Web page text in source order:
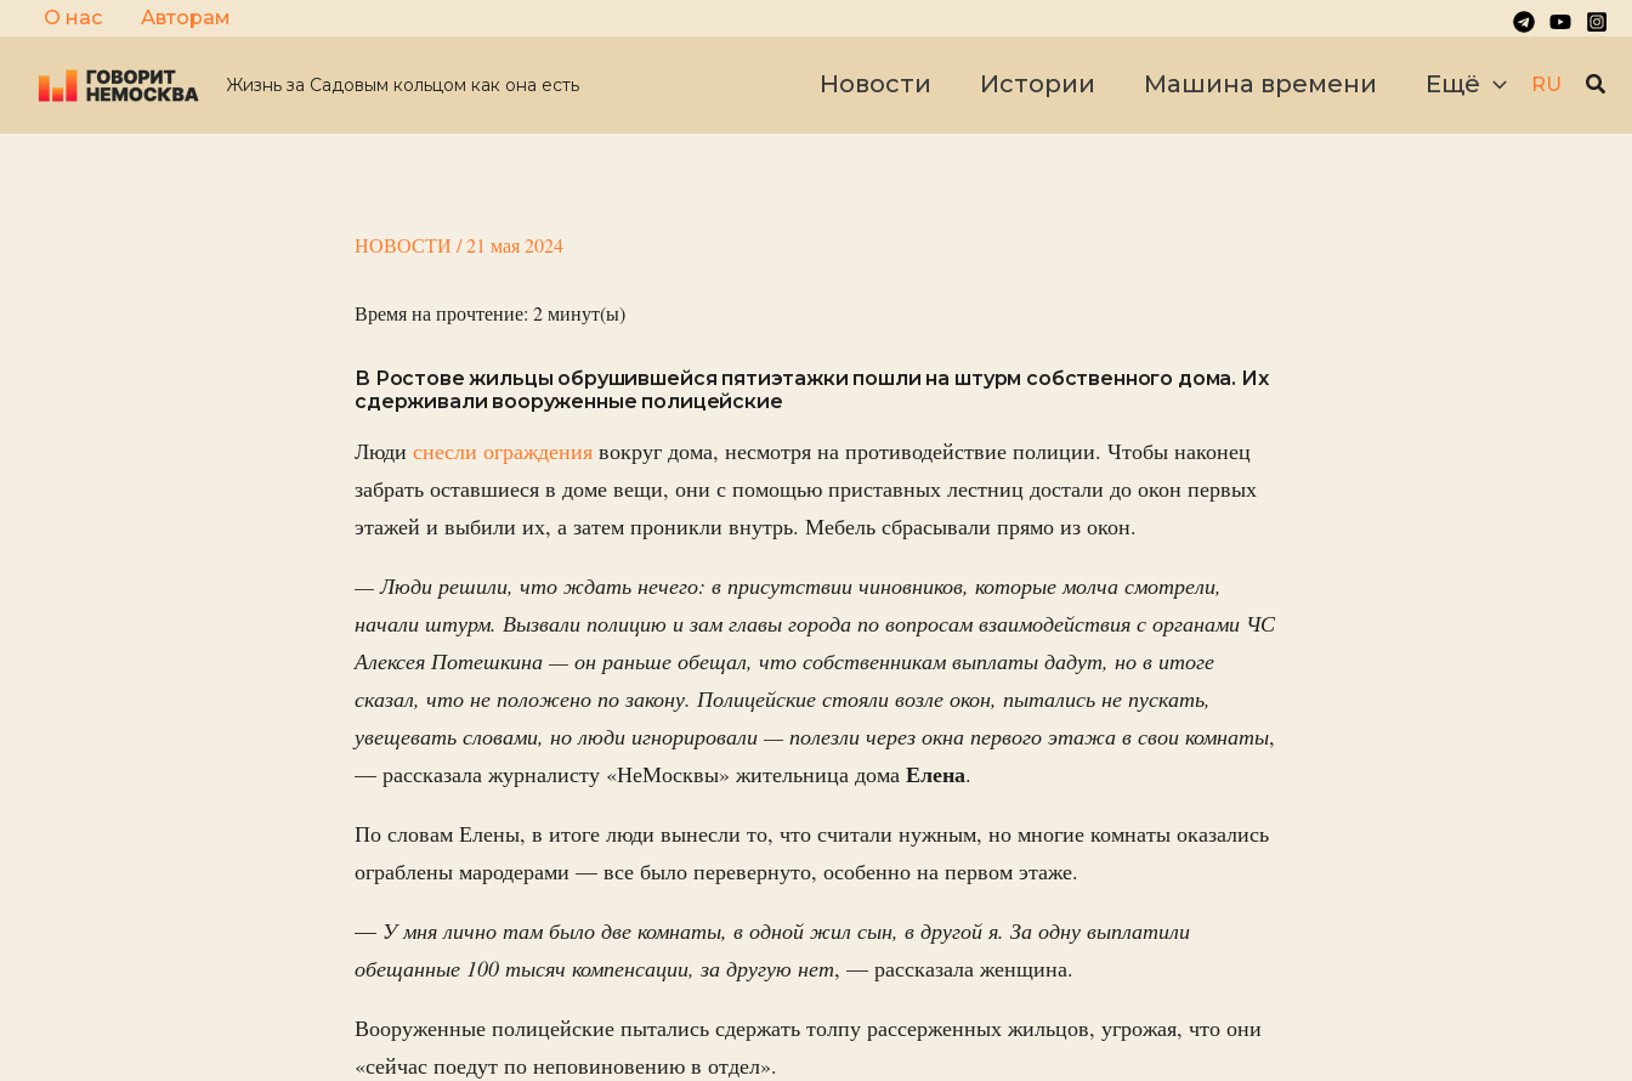
Перейти
к
содержимому
О нас Авторам
Жизнь за Садовым кольцом как она есть Новости Истории Машина времени Ещё RU
НОВОСТИ /21 мая 2024
Время на прочтение: 2минут(ы)
В Ростове жильцы обрушившейся пятиэтажки пошли на штурм собственного дома. Их
сдерживали вооруженные полицейские
Люди снесли ограждения вокруг дома, несмотря на противодействие полиции. Чтобы наконец
забрать оставшиеся в доме вещи, они с помощью приставных лестниц достали до окон первых
этажей и выбили их, а затем проникли внутрь. Мебель сбрасывали прямо из окон.
— Люди решили, что ждать нечего: в присутствии чиновников, которые молча смотрели,
начали штурм. Вызвали полицию и зам главы города по вопросам взаимодействия с органами ЧС
Алексея Потешкина — он раньше обещал, что собственникам выплаты дадут, но в итоге
сказал, что не положено по закону. Полицейские стояли возле окон, пытались не пускать,
увещевать словами, но люди игнорировали — полезли через окна первого этажа в свои комнаты,
— рассказала журналисту «НеМосквы» жительница дома Елена.
По словам Елены, в итоге люди вынесли то, что считали нужным, но многие комнаты оказались
ограблены мародерами — все было перевернуто, особенно на первом этаже.
— У мня лично там было две комнаты, в одной жил сын, в другой я. За одну выплатили
обещанные 100 тысяч компенсации, за другую нет, — рассказала женщина.
Вооруженные полицейские пытались сдержать толпу рассерженных жильцов, угрожая, что они
«сейчас поедут по неповиновению в отдел».